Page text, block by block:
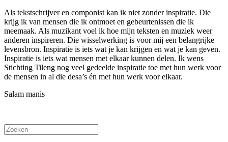
Als tekstschrijver en componist kan ik niet zonder inspiratie. Die
krijg ik van mensen die ik ontmoet en gebeurtenissen die ik
meemaak. Als muzikant voel ik hoe mijn teksten en muziek weer
anderen inspireren. Die wisselwerking is voor mij een belangrijke
levensbron. Inspiratie is iets wat je kan krijgen en wat je kan geven.
Inspiratie is iets wat mensen met elkaar kunnen delen. Ik wens
Stichting Tileng nog veel gedeelde inspiratie toe met hun werk voor
de mensen in al die desa’s én met hun werk voor elkaar.
Salam manis